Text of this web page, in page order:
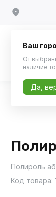
Полироль
Код товара:
Ваш
От
наличие
Да,